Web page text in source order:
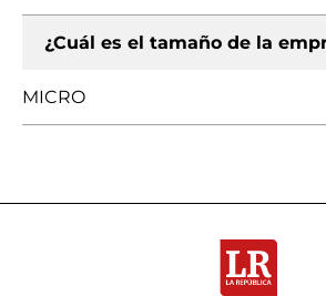
¿Cuál es el tamaño de la
MICRO